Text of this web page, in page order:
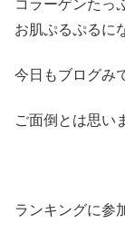
コラーゲンたっ
お肌ぷるぷるに
今日もブログみ
ご面倒とは思い
ランキングに参